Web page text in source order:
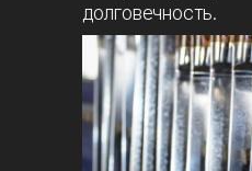
долговечность.